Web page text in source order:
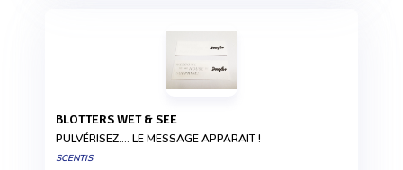
BLOTTERS WET & SEE
PULVÉRISEZ.... LE MESSAGE APPARAIT !
SCENTIS